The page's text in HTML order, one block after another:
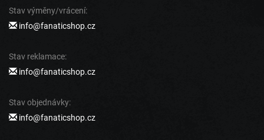
Stav výměny/vrácení:
info@fanaticshop.cz
Stav reklamace:
info@fanaticshop.cz
Stav objednávky:
info@fanaticshop.cz